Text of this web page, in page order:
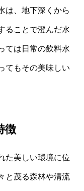
は、地下深くから
ることで澄んだ水
ては日常の飲料水
てもその美味しい
徴
た美しい環境に位
と茂る森林や清流